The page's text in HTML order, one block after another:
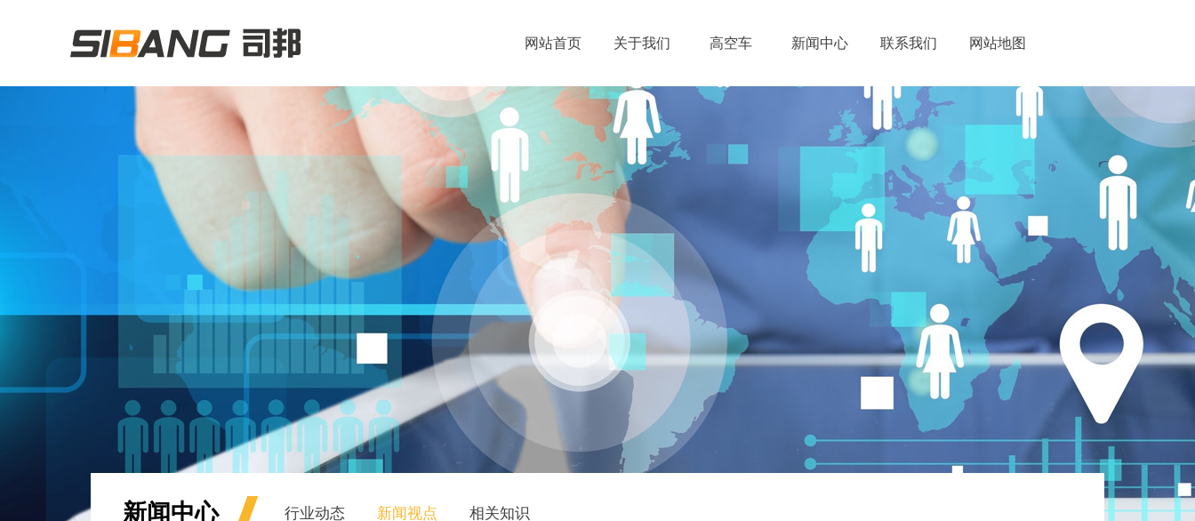
网站首页 关于我们 高空车 新闻中心 联系我们 网站地图
新闻中心 行业动态 新闻视点 相关知识